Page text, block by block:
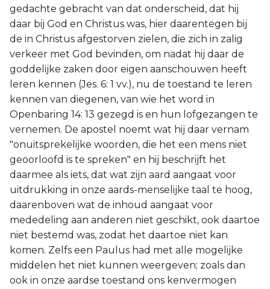
gedachte gebracht van dat onderscheid, dat hij
daar bij God en Christus was, hier daarentegen bij
de in Christus afgestorven zielen, die zich in zalig
verkeer met God bevinden, om nadat hij daar de
goddelijke zaken door eigen aanschouwen heeft
leren kennen (Jes. 6: 1 vv.), nu de toestand te leren
kennen van diegenen, van wie het word in
Openbaring 14: 13 gezegd is en hun lofgezangen te
vernemen. De apostel noemt wat hij daar vernam
"onuitsprekelijke woorden, die het een mens niet
geoorloofd is te spreken" en hij beschrijft het
daarmee als iets, dat wat zijn aard aangaat voor
uitdrukking in onze aards-menselijke taal te hoog,
daarenboven wat de inhoud aangaat voor
mededeling aan anderen niet geschikt, ook daartoe
niet bestemd was, zodat het daartoe niet kan
komen. Zelfs een Paulus had met alle mogelijke
middelen het niet kunnen weergeven; zoals dan
ook in onze aardse toestand ons kenvermogen